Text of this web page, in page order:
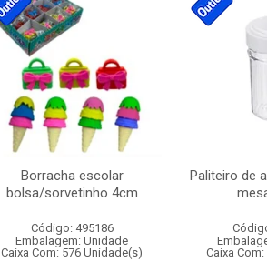
Borracha escolar
bolsa/sorvetinho 4cm
Código: 495186
Embalagem: Unidade
Caixa Com: 576 Unidade(s)
Paliteiro de
Caixa